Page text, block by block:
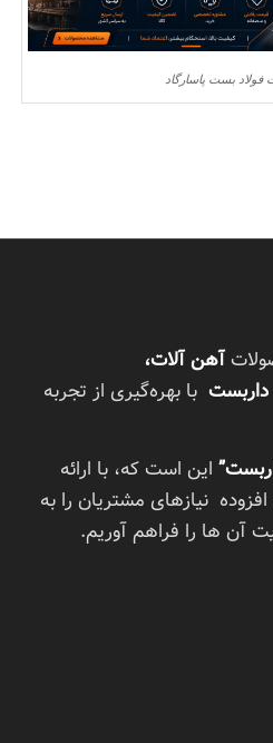
بست پاسارگاد
آهن آلات،
داربست با بهره‌گیری از تجربه
این است که، با ارائه
نیازهای مشتریان را به
آن ها را فراهم آوریم.